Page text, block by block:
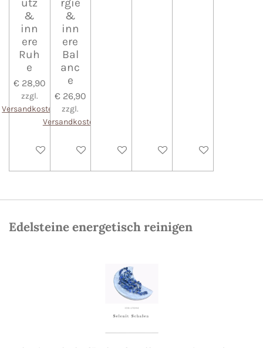
utz
&
inn
ere
Ruh
e
€ 28,90
zzgl.
Versandkosten
In den Warenkorb
rgie
&
inn
ere
Bal
anc
e
€ 26,90
zzgl.
Versandkosten
In den WarenkorbIn den WarenkorbIn den WarenkorbIn den Warenkorb
Edelsteine energetisch reinigen